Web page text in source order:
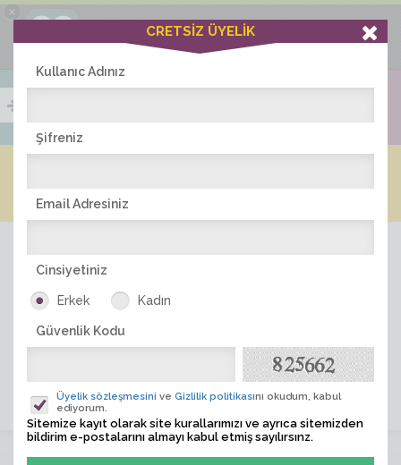
×
Ciddiask Uygulaması
+1 Hafta Gold Üyelik Kazan
Bedava - com.ciddi.ask
İNDİR
ÜYE ARA
VİTRİN
CRETSİZ ÜYELİK
Kullanıc Adınız
Şifreniz
Email Adresiniz
Cinsiyetiniz
Erkek Kadın
Güvenlik Kodu
Üyelik sözleşmesini ve Gizlilik politikasını okudum, kabul
ediyorum.
Sitemize kayıt olarak site kurallarımızı ve ayrıca sitemizden
bildirim e-postalarını almayı kabul etmiş sayılırsınz.